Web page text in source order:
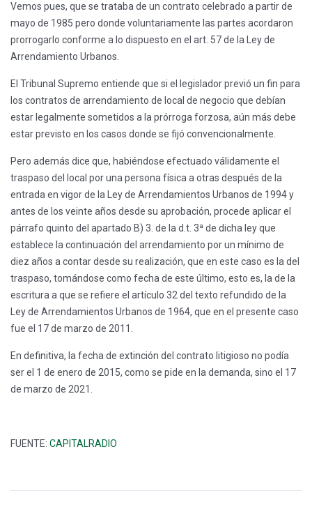
Vemos pues, que se trataba de un contrato celebrado a partir de
mayo de 1985 pero donde voluntariamente las partes acordaron
prorrogarlo conforme a lo dispuesto en el art. 57 de la Ley de
Arrendamiento Urbanos.
El Tribunal Supremo entiende que si el legislador previó un fin para
los contratos de arrendamiento de local de negocio que debían
estar legalmente sometidos a la prórroga forzosa, aún más debe
estar previsto en los casos donde se fijó convencionalmente.
Pero además dice que, habiéndose efectuado válidamente el
traspaso del local por una persona física a otras después de la
entrada en vigor de la Ley de Arrendamientos Urbanos de 1994 y
antes de los veinte años desde su aprobación, procede aplicar el
párrafo quinto del apartado B) 3. de la d.t. 3ª de dicha ley que
establece la continuación del arrendamiento por un mínimo de
diez años a contar desde su realización, que en este caso es la del
traspaso, tomándose como fecha de este último, esto es, la de la
escritura a que se refiere el artículo 32 del texto refundido de la
Ley de Arrendamientos Urbanos de 1964, que en el presente caso
fue el 17 de marzo de 2011.
En definitiva, la fecha de extinción del contrato litigioso no podía
ser el 1 de enero de 2015, como se pide en la demanda, sino el 17
de marzo de 2021.
FUENTE: CAPITALRADIO